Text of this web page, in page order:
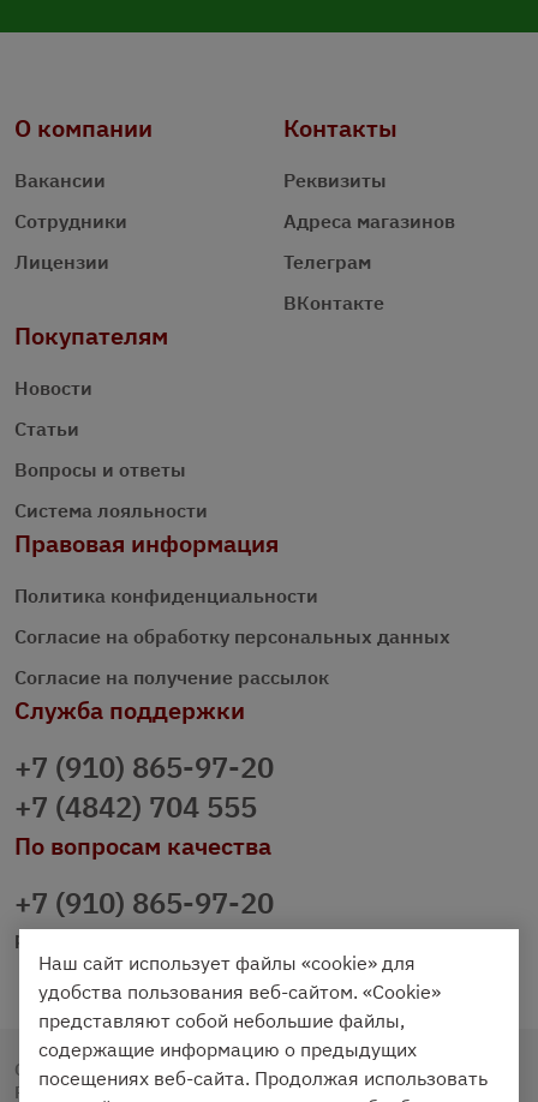
О компании
Вакансии
Сотрудники
Лицензии
Контакты
Реквизиты
Адреса магазинов
Телеграм
ВКонтакте
Покупателям
Новости
Статьи
Вопросы и ответы
Система лояльности
Правовая информация
Политика конфиденциальности
Согласие на обработку персональных данных
Согласие на получение рассылок
Служба поддержки
+7 (910) 865-97-20
+7 (4842) 704 555
По вопросам качества
+7 (910) 865-97-20
prazdnichniy40@palmi.ru
Copyright © 2020 - 2026. Праздничный Стол.
Разработка и продвижение - Vegas Studio
Наш сайт использует файлы «cookie» для
удобства пользования веб-сайтом. «Cookie»
представляют собой небольшие файлы,
содержащие информацию о предыдущих
посещениях веб-сайта. Продолжая использовать